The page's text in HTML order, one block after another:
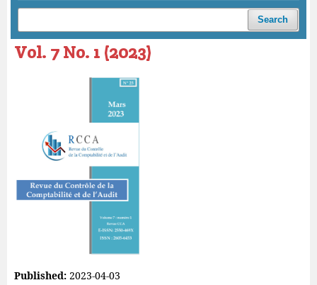
Search
Home / Archives / Vol. 7 No. 1 (2023)
Vol. 7 No. 1 (2023)
Published: 2023-04-03